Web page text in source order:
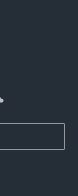
SoundCloud